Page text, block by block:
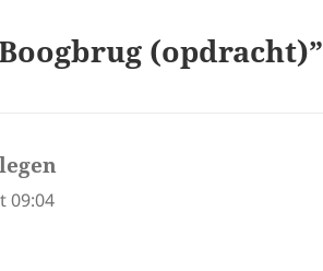
(opdracht)”
09:04